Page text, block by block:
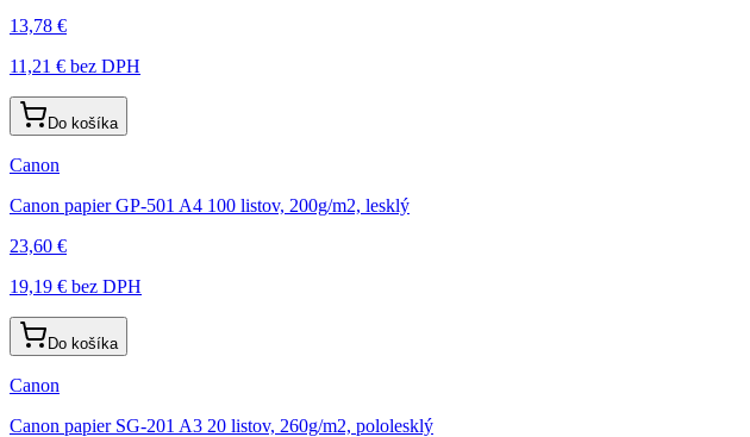
13,78 €
11,21 € bez DPH
Do košíka
Canon
Canon papier GP-501 A4 100 listov, 200g/m2, lesklý
23,60 €
19,19 € bez DPH
Do košíka
Canon
Canon papier SG-201 A3 20 listov, 260g/m2, pololesklý